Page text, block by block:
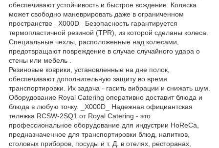
обеспечивают устойчивость и быстрое вождение. Коляска
может свободно маневрировать даже в ограниченном
пространстве _X000D_ Безопасность гарантируется
термопластичной резиной (TPR), из которой сделаны колеса.
Специальные чехлы, расположенные над колесами,
предотвращают повреждение в случае случайного удара о
стены или мебель .
Резиновые коврики, установленные на дне полок,
обеспечивают дополнительную защиту во время
транспортировки. Их задача - гасить вибрации и снижать шум.
Оборудование Royal Catering оперативно доставит блюда и
блюда в любую точку. _X000D_ Надежная официантская
тележка RCSW-2SQ1 от Royal Catering - это
профессиональное оборудование для индустрии HoReCa,
предназначенное для транспортировки блюд, напитков,
столовых приборов, посуды и т. Д. в отелях, ресторанах,